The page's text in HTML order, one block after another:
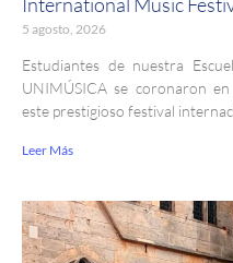
5 agosto, 2026
Estudiantes de nuestra
UNIMÚSICA se coronaron
este prestigioso festival
Leer Más